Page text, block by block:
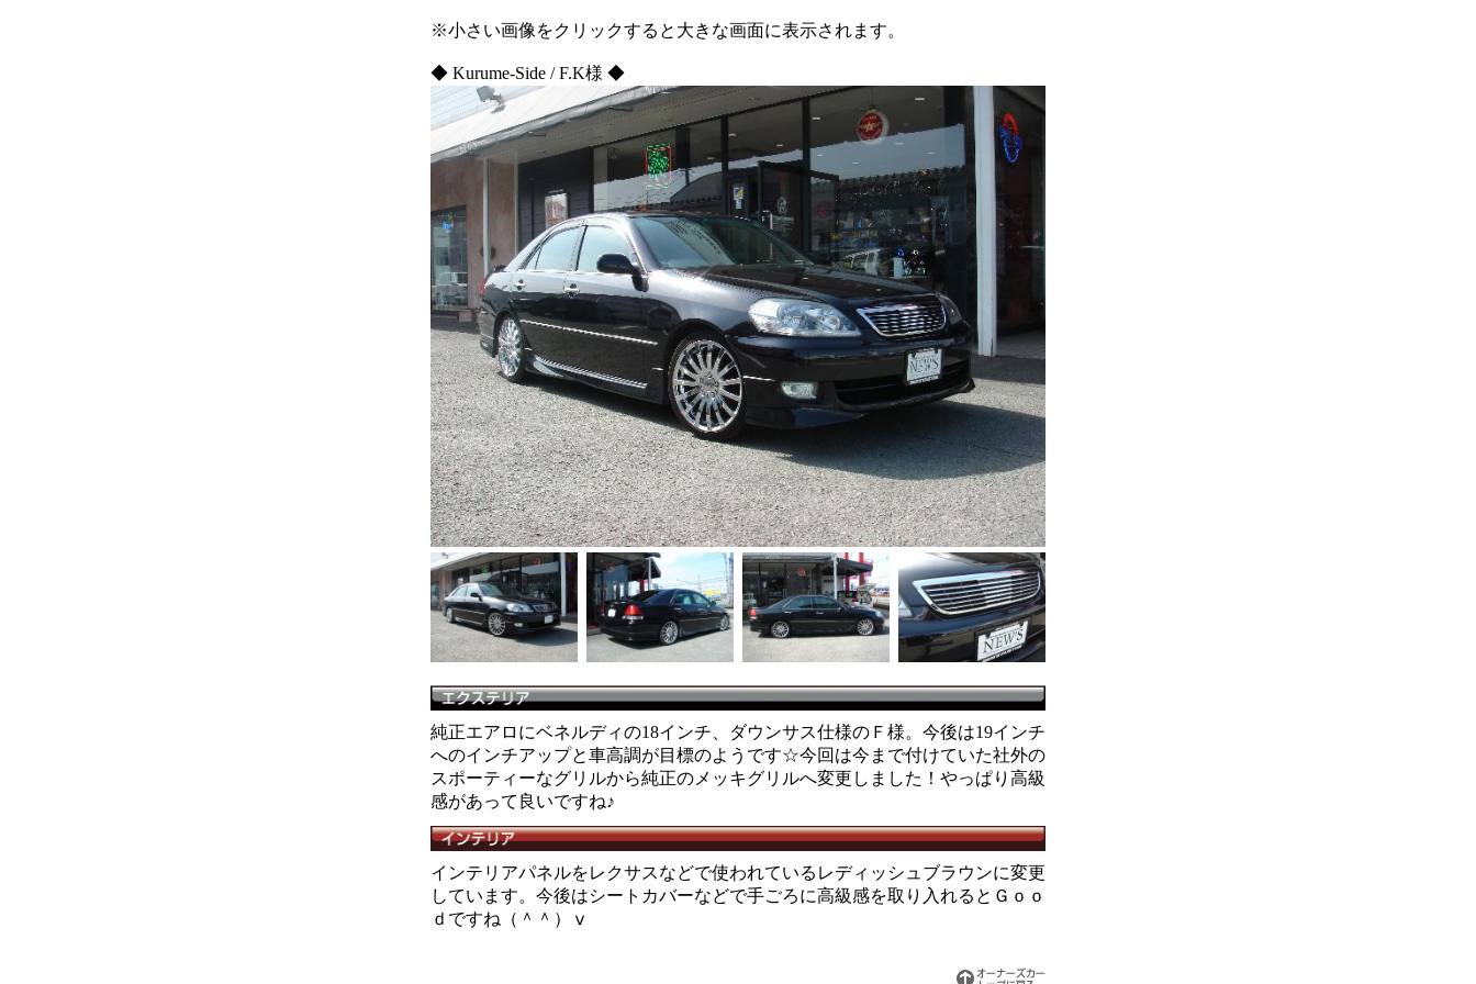
※小さい画像をクリックすると大きな画面に表示されます。
◆ Kurume-Side / F.K様 ◆
純正エアロにベネルディの18インチ、ダウンサス仕様のＦ様。今後は19インチ
へのインチアップと車高調が目標のようです☆今回は今まで付けていた社外の
スポーティーなグリルから純正のメッキグリルへ変更しました！やっぱり高級
感があって良いですね♪
インテリアパネルをレクサスなどで使われているレディッシュブラウンに変更
しています。今後はシートカバーなどで手ごろに高級感を取り入れるとＧｏｏ
ｄですね（＾＾）ⅴ